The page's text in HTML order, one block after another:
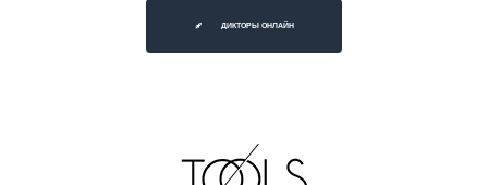
ДИКТОРЫ ОНЛАЙН